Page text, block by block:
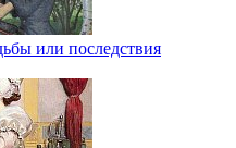
или последствия